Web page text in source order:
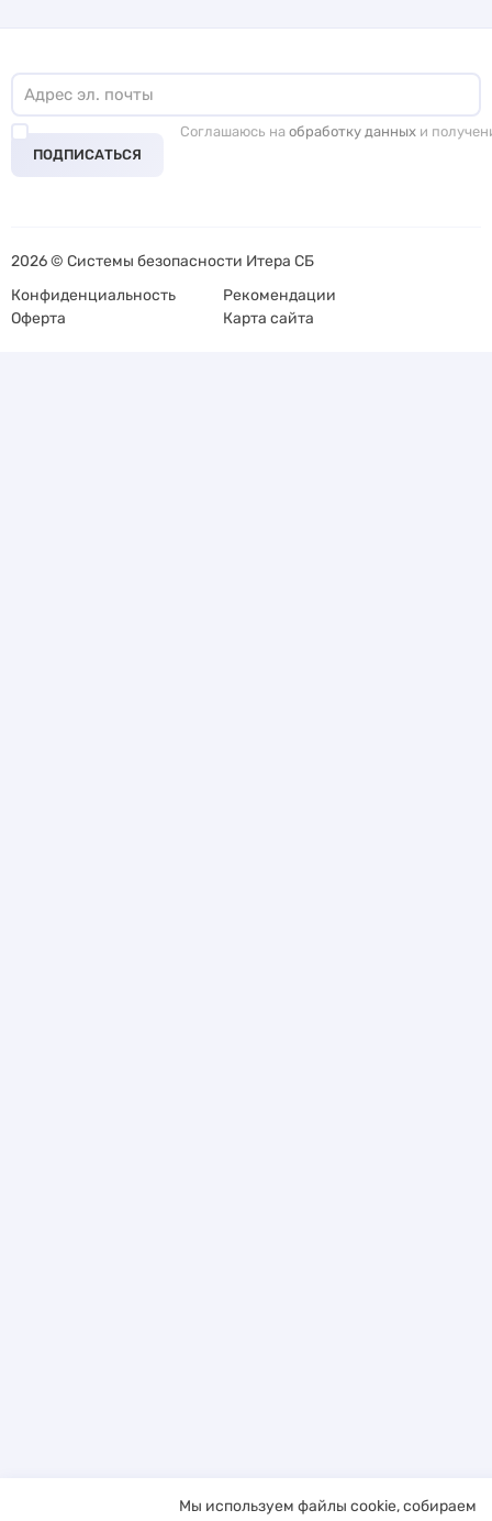
ПОДПИСАТЬСЯ
Соглашаюсь на обработку данных и
2026 © Системы безопасности Итера СБ
Конфиденциальность
Рекомендации
Оферта
Карта сайта
Мы используем файлы cookie, собираем